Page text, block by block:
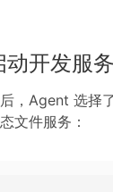
动开发服
，Agent 选择
文件服务：